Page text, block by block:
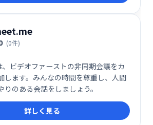
(0件)
ビデオファーストの非同期会議をカ
します。みんなの時間を尊重し、人間
りのある会話をしましょう。
詳しく見る